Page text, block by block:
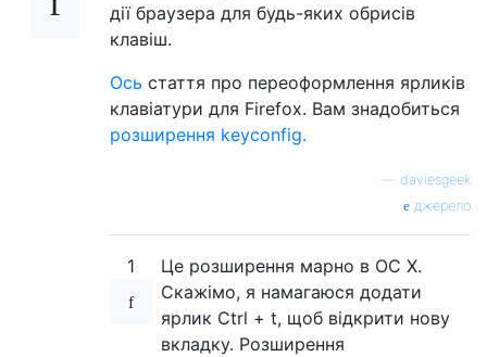
дії браузера для будь-яких обрисів
клавіш.
Ось стаття про переоформлення ярликів
клавіатури для Firefox. Вам знадобиться
розширення keyconfig.
daviesgeek
джерело
1
Це розширення марно в ОС X.
Скажімо, я намагаюся додати
ярлик Ctrl + t, щоб відкрити нову
вкладку. Розширення